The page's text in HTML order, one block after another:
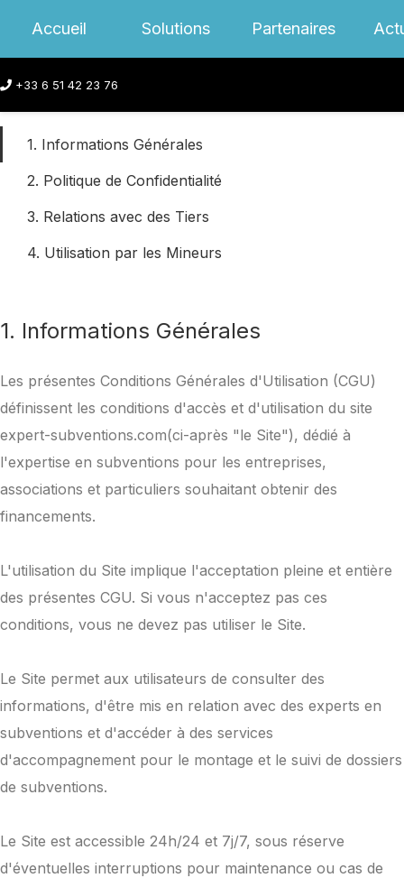
+33 6 51 42 23 76
Accueil Solutions Partenaires
1. Informations Générales
2. Politique de Confidentialité
3. Relations avec des Tiers
4. Utilisation par les Mineurs
1. Informations Générales
Les présentes Conditions Générales d'Utilisation (CGU)
définissent les conditions d'accès et d'utilisation du site
expert-subventions.com(ci-après "le Site"), dédié à
l'expertise en subventions pour les entreprises,
associations et particuliers souhaitant obtenir des
financements.
L'utilisation du Site implique l'acceptation pleine et entière
des présentes CGU. Si vous n'acceptez pas ces
conditions, vous ne devez pas utiliser le Site.
Le Site permet aux utilisateurs de consulter des
informations, d'être mis en relation avec des experts en
subventions et d'accéder à des services
d'accompagnement pour le montage et le suivi de dossiers
de subventions.
Le Site est accessible 24h/24 et 7j/7, sous réserve
d'éventuelles interruptions pour maintenance ou cas de